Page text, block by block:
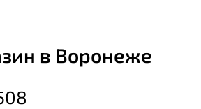
в Воронеже